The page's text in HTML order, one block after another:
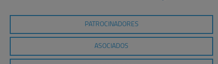
PATROCINADORES
ASOCIADOS